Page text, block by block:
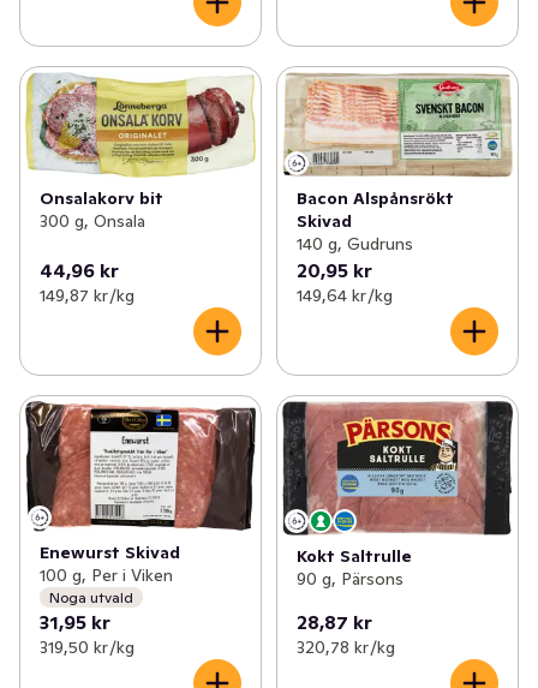
Onsalakorv bit
300 g, Onsala
44,96 kr
149,87 kr /kg
Bacon Alspånsrökt
Skivad
140 g, Gudruns
20,95 kr
149,64 kr /kg
Enewurst Skivad
100 g, Per i Viken
Noga utvald
31,95 kr
319,50 kr /kg
Kokt Saltrulle
90 g, Pärsons
28,87 kr
320,78 kr /kg